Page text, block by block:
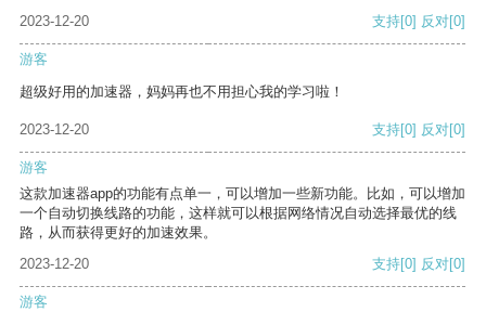
2023-12-20
支持[0] 反对[0]
游客
超级好用的加速器，妈妈再也不用担心我的学习啦！
2023-12-20 支持[0] 反对[0]
游客
这款加速器app的功能有点单一，可以增加一些新功能。比如，可以增加
一个自动切换线路的功能，这样就可以根据网络情况自动选择最优的线
路，从而获得更好的加速效果。
2023-12-20
支持[0] 反对[0]
游客